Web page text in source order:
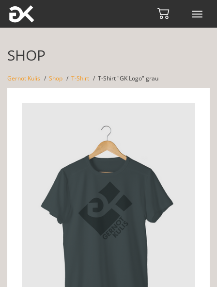
SHOP
Gernot Kulis Shop T-Shirt T-Shirt "GK Logo" grau